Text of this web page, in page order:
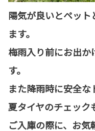
陽気が良いとペット
ます。
梅雨入り前にお出か
す。
また降雨時に安全な
夏タイヤのチェック
ご入庫の際に、お気